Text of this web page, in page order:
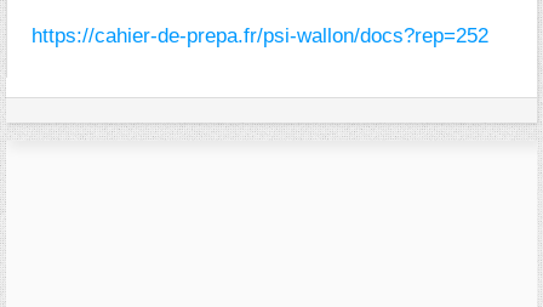
https://cahier-de-prepa.fr/psi-wallon/docs?rep=252